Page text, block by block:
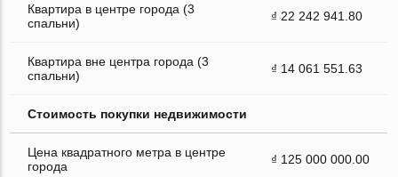
Квартира в центре города (3
спальни)
₫ 22 242 941.80
Квартира вне центра города (3
спальни)
₫ 14 061 551.63
Стоимость покупки недвижимости
Цена квадратного метра в центре
города
₫ 125 000 000.00